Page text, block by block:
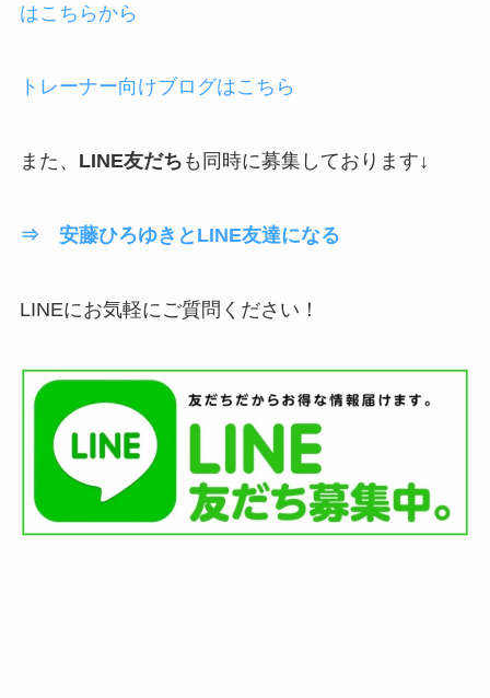
はこちらから
トレーナー向けブログはこちら
また、 LINE友だち も同時に募集しております↓
⇒ 安藤ひろゆきとLINE友達になる
LINEにお気軽にご質問ください！